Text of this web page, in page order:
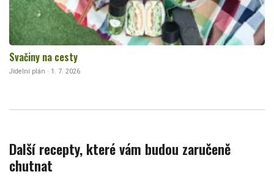
Svačiny na cesty
Jídelní plán · 1. 7. 2026
Další recepty, které vám budou zaručeně
chutnat